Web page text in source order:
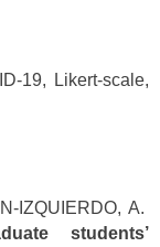
19, Likert-scale,
IZQUIERDO, A.
students’